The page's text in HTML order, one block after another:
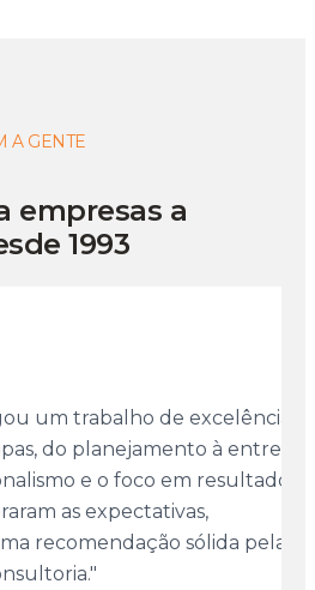
A GENTE
empresas a
1993
um trabalho de excelência
do planejamento à entrega
e o foco em resultados
as expectativas,
recomendação sólida pela